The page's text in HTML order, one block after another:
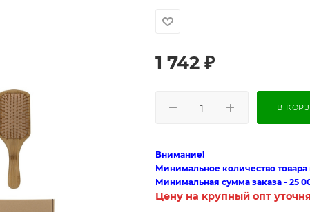
1 742 ₽
В
Внимание!
Минимальное количество товара
Минимальная сумма заказа - 25
Цену на крупный опт